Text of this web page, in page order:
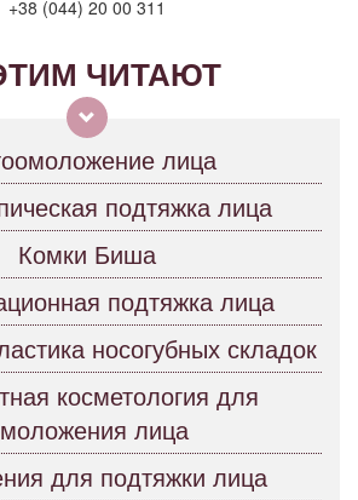
+38 (044) 20 00 311
ЧИТАЮТ
лица
подтяжка лица
Комки Биша
подтяжка лица
носогубных складок
косметология для
лица
для подтяжки лица